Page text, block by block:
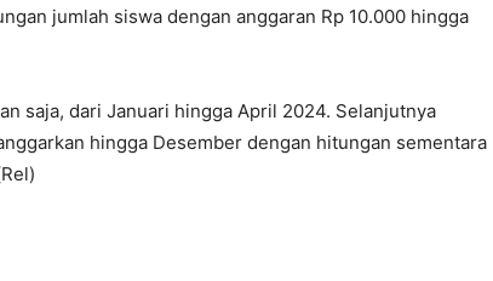
jumlah siswa dengan anggaran Rp 10.000 hingga
saja, dari Januari hingga April 2024. Selanjutnya
hingga Desember dengan hitungan sementara